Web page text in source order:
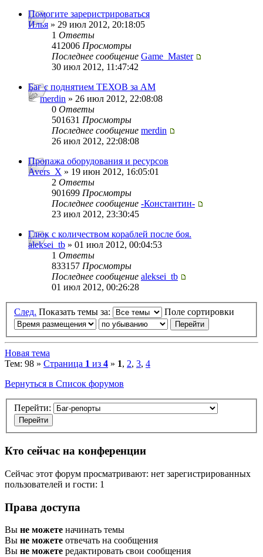
Помогите зареристрироваться
Илья » 29 июл 2012, 20:18:05
1 Ответы
412006 Просмотры
Последнее сообщение Game_Master
30 июл 2012, 11:47:42
Баг с поднятием ТЕХОВ за АМ
merdin » 26 июл 2012, 22:08:08
0 Ответы
501631 Просмотры
Последнее сообщение merdin
26 июл 2012, 22:08:08
Пропажа оборудования и ресурсов
Avers_X » 19 июн 2012, 16:05:01
2 Ответы
901699 Просмотры
Последнее сообщение -Константин-
23 июл 2012, 23:30:45
Глюк с количеством кораблей после боя.
aleksei_tb » 01 июл 2012, 00:04:53
1 Ответы
833157 Просмотры
Последнее сообщение aleksei_tb
01 июл 2012, 00:26:28
След. Показать темы за: Поле сортировки
Новая тема
Тем: 98 » Страница 1 из 4 » 1, 2, 3, 4
Вернуться в Список форумов
Перейти:
Кто сейчас на конференции
Сейчас этот форум просматривают: нет зарегистрированных
пользователей и гости: 1
Права доступа
Вы не можете начинать темы
Вы не можете отвечать на сообщения
Вы не можете редактировать свои сообщения